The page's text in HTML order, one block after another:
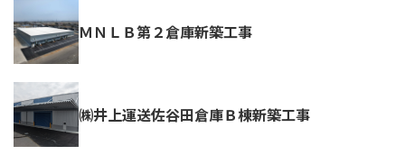
ＭＮＬＢ第２倉庫新築工事
㈱井上運送佐谷田倉庫Ｂ棟新築工事